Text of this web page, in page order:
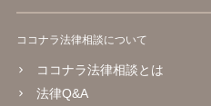
ココナラ法律相談について
ココナラ法律相談とは
法律Q&A